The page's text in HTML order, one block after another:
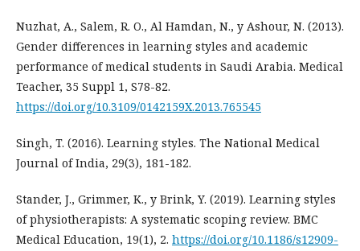
Nuzhat, A., Salem, R. O., Al Hamdan, N., y Ashour, N. (2013).
Gender differences in learning styles and academic
performance of medical students in Saudi Arabia. Medical
Teacher, 35 Suppl 1, S78-82.
https://doi.org/10.3109/0142159X.2013.765545
Singh, T. (2016). Learning styles. The National Medical
Journal of India, 29(3), 181-182.
Stander, J., Grimmer, K., y Brink, Y. (2019). Learning styles
of physiotherapists: A systematic scoping review. BMC
Medical Education, 19(1), 2. https://doi.org/10.1186/s12909-